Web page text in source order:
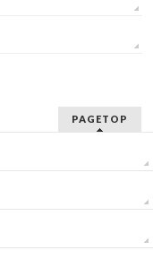
PAGETOP